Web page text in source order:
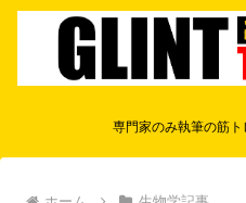
専門家のみ執筆の筋